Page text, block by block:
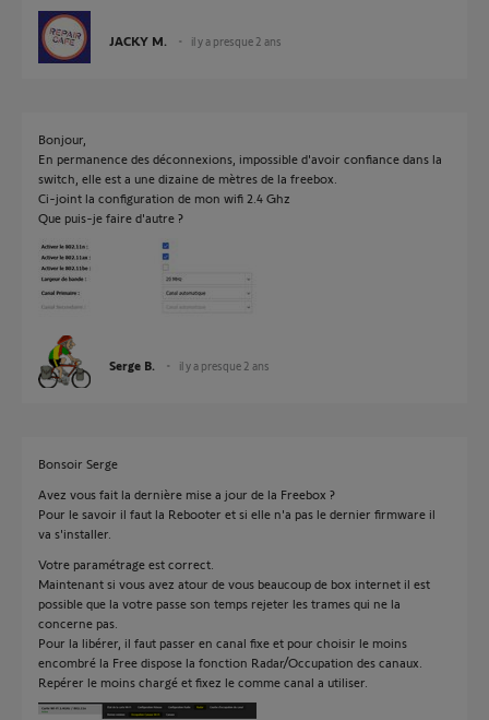
JACKY M. il y a presque 2 ans
Bonjour,
En permanence des déconnexions, impossible d'avoir confiance dans la
switch, elle est a une dizaine de mètres de la freebox.
Ci-joint la configuration de mon wifi 2.4 Ghz
Que puis-je faire d'autre ?
Serge B. il y a presque 2 ans
Bonsoir Serge
Avez vous fait la dernière mise a jour de la Freebox ?
Pour le savoir il faut la Rebooter et si elle n'a pas le dernier firmware il
va s'installer.
Votre paramétrage est correct.
Maintenant si vous avez atour de vous beaucoup de box internet il est
possible que la votre passe son temps rejeter les trames qui ne la
concerne pas.
Pour la libérer, il faut passer en canal fixe et pour choisir le moins
encombré la Free dispose la fonction Radar/Occupation des canaux.
Repérer le moins chargé et fixez le comme canal a utiliser.